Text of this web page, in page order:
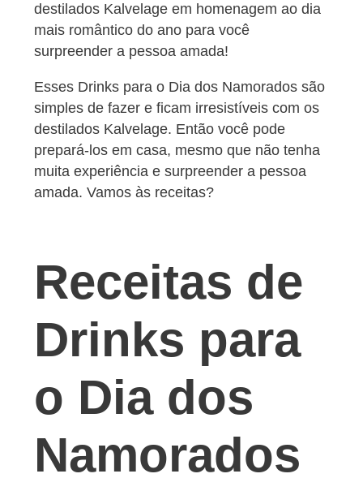
destilados Kalvelage em homenagem ao dia
mais romântico do ano para você
surpreender a pessoa amada!
Esses Drinks para o Dia dos Namorados são
simples de fazer e ficam irresistíveis com os
destilados Kalvelage. Então você pode
prepará-los em casa, mesmo que não tenha
muita experiência e surpreender a pessoa
amada. Vamos às receitas?
Receitas de
Drinks para
o Dia dos
Namorados